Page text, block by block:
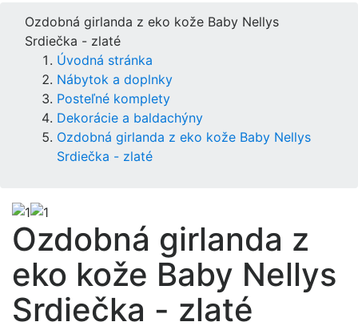
Ozdobná girlanda z eko kože Baby Nellys
Srdiečka - zlaté
Úvodná stránka
Nábytok a doplnky
Posteľné komplety
Dekorácie a baldachýny
Ozdobná girlanda z eko kože Baby Nellys
Srdiečka - zlaté
Ozdobná girlanda z
eko kože Baby Nellys
Srdiečka - zlaté